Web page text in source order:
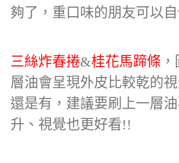
夠了，重口味的朋友可以
三絲炸春捲&桂花馬蹄條
層油會呈現外皮比較乾的
還是有，建議要刷上一層
升、視覺也更好看!!